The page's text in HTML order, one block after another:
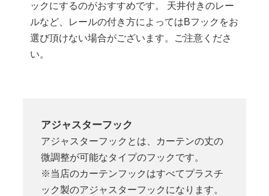
ックにするのがおすすめです。 天井付きのレー
ルなど、レールの付き方によってはBフックをお
選び頂けない場合がございます。ご注意くださ
い。
アジャスターフック
アジャスターフックとは、カーテンの丈の
微調整が可能なタイプのフックです。
※当店のカーテンフックはすべてプラスチ
ック製のアジャスターフックになります。